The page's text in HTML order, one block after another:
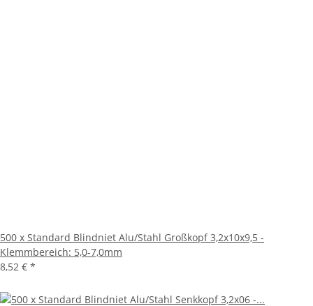
500 x Standard Blindniet Alu/Stahl Großkopf 3,2x10x9,5 -
Klemmbereich: 5,0-7,0mm
8,52 € *